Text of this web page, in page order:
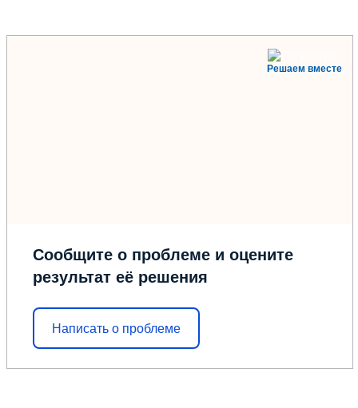
Решаем вместе
Сообщите о проблеме и оцените
результат её решения
Написать о проблеме